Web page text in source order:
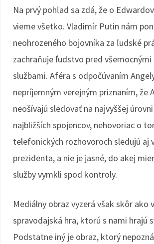
Na prvý pohľad sa zdá, že o
vieme všetko. Vladimír Putin nám
neohrozeného bojovníka za ľudské
zachraňuje ľudstvo pred
službami. Aféra s odpočúvaním
nepríjemným verejným priznaním, že
neošívajú sledovať na najvyššej
najbližších spojencov, nehovoriac o
telefonických rozhovoroch sledujú aj
prezidenta, a nie je jasné, do akej
služby vymkli spod kontroly.
Mediálny obraz vyzerá však skôr ako
spravodajská hra, ktorú s nami hrajú
Podstatne iný je obraz, ktorý